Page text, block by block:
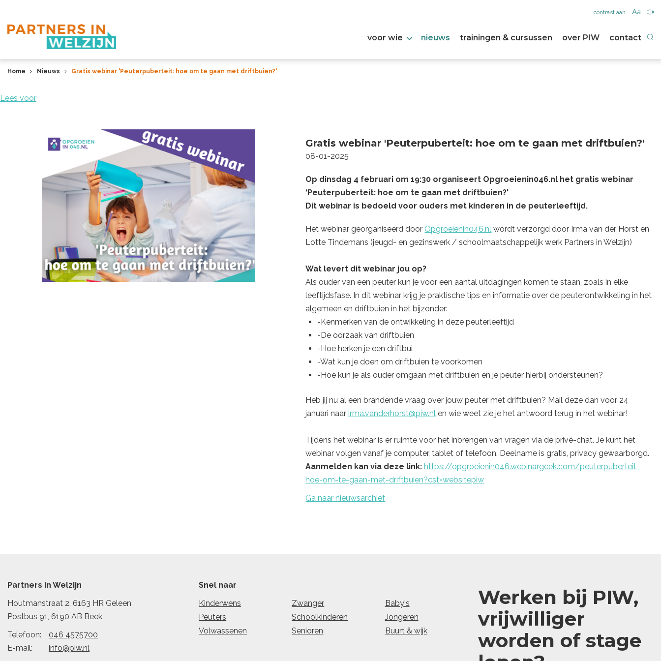
voor wie nieuws trainingen & cursussen over PIW contact
contrast aan
Home Nieuws Gratis webinar 'Peuterpuberteit: hoe om te gaan met driftbuien?'
Lees voor
Gratis webinar 'Peuterpuberteit: hoe om te gaan met driftbuien?'
08-01-2025
Op dinsdag 4 februari om 19:30 organiseert Opgroeienin046.nl het gratis webinar
‘Peuterpuberteit: hoe om te gaan met driftbuien?'
Dit webinar is bedoeld voor ouders met kinderen in de peuterleeftijd.
Het webinar georganiseerd door Opgroeienin046.nl wordt verzorgd door Irma van der Horst en
Lotte Tindemans (jeugd- en gezinswerk / schoolmaatschappelijk werk Partners in Welzijn)
Wat levert dit webinar jou op?
Als ouder van een peuter kun je voor een aantal uitdagingen komen te staan, zoals in elke
leeftijdsfase. In dit webinar krijg je praktische tips en informatie over de peuterontwikkeling in het
algemeen en driftbuien in het bijzonder:
-Kenmerken van de ontwikkeling in deze peuterleeftijd
-De oorzaak van driftbuien
-Hoe herken je een driftbui
-Wat kun je doen om driftbuien te voorkomen
-Hoe kun je als ouder omgaan met driftbuien en je peuter hierbij ondersteunen?
Heb jij nu al een brandende vraag over jouw peuter met driftbuien? Mail deze dan voor 24
januari naarirma.vanderhorst@piw.nl en wie weet zie je het antwoord terug in het webinar!
Tijdens het webinar is er ruimte voor het inbrengen van vragen via de privé-chat. Je kunt het
webinar volgen vanaf je computer, tablet of telefoon. Deelname is gratis, privacy gewaarborgd.
Aanmelden kan via deze link:https://opgroeienin046.webinargeek.com/peuterpuberteit-
hoe-om-te-gaan-met-driftbuien?cst=websitepiw
Ga naar nieuwsarchief
Partners in Welzijn
Houtmanstraat 2, 6163 HR Geleen
Postbus 91, 6190 AB Beek
Telefoon:
046 4575700
E-mail:
info@piw.nl
Snel naar
Kinderwens
Zwanger
Baby's
Peuters
Schoolkinderen
Jongeren
Volwassenen
Senioren Buurt & wijk
Werken bij PIW,
vrijwilliger
worden of stage